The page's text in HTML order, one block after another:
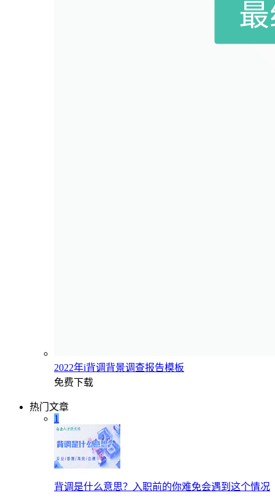
2022年i背调背景调查报告模板
免费下载
热门文章
1
背调是什么意思？入职前的你难免会遇到这个情况